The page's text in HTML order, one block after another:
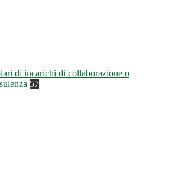
di incarichi di collaborazione o
57